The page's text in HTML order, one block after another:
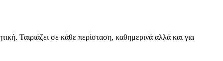
Ταιριάζει σε κάθε περίσταση, καθημερινά αλλά και για